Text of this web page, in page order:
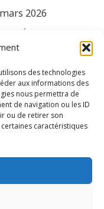
des technologies
aux informations des
nous permettra de
de navigation ou les ID
ou de retirer son
caractéristiques
2026
L’Éducation
du Syndicat
– Tous